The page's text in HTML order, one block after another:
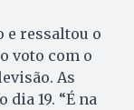
e ressaltou o
voto com o
As
19. “É na